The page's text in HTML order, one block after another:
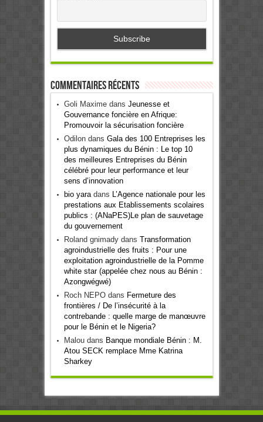
Commentaires récents
Goli Maximedans Jeunesse et
Gouvernance foncière en Afrique:
Promouvoir la sécurisation foncière
Odilondans Gala des 100 Entreprises les
plus dynamiques du Bénin : Le top 10
des meilleures Entreprises du Bénin
célébré pour leur performance et leur
sens d’innovation
bio yaradans L’Agence nationale pour les
prestations aux Etablissements scolaires
publics : (ANaPES)Le plan de sauvetage
du gouvernement
Roland gnimadydans Transformation
agroindustrielle des fruits : Pour une
exploitation agroindustrielle de la Pomme
white star (appelée chez nous au Bénin :
Azongwégwé)
Roch NEPOdans Fermeture des
frontières / De l’insécurité à la
contrebande : quelle marge de manœuvre
pour le Bénin et le Nigeria?
Maloudans Banque mondiale Bénin : M.
Atou SECK remplace Mme Katrina
Sharkey